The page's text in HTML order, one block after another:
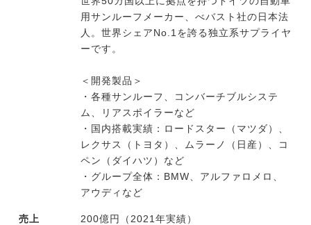
用サンルーフメーカー、べバスト社の日本法
人。世界シェアNo.1を誇る独立系サプライヤ
ーです。
＜開発製品＞
・各種サンルーフ、コンバーチブルシステ
ム、リアスポイラーなど
・国内搭載実績：ロードスター（マツダ）、
レクサス（トヨタ）、ムラーノ（日産）、コ
ペン（ダイハツ）など
・グループ全体：BMW、アルファロメロ、
アウディなど
売上 200億円（2021年実績）